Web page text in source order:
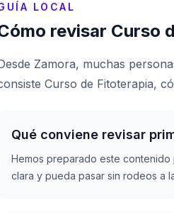
LOCAL
revisar Curso
Zamora, muchas
Curso de Fitoterapia,
Qué conviene revisar
Hemos preparado este
clara y pueda pasar sin rodeos a